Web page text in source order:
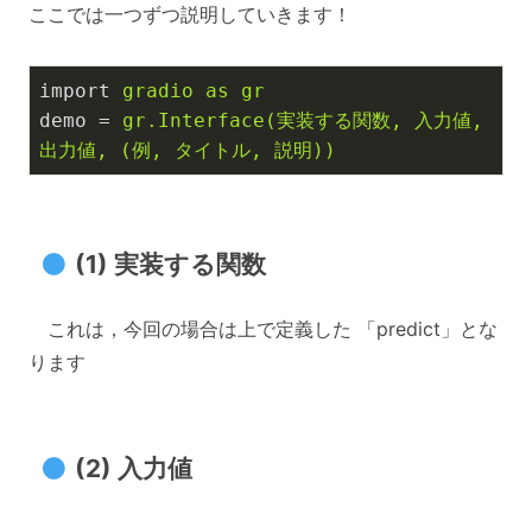
ここでは一つずつ説明していきます！
import
gradio as gr
demo = gr.Interface(実装する関数, 入力値,
出力値, (例, タイトル, 説明))
(1) 実装する関数
これは，今回の場合は上で定義した 「predict」とな
ります
(2) 入力値